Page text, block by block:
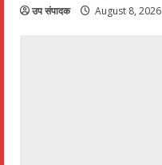
उप संपादक August 8, 2026